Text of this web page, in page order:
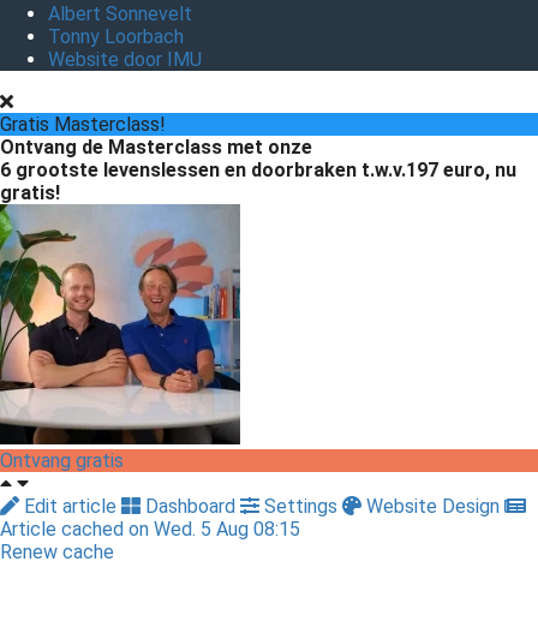
Albert Sonnevelt
Tonny Loorbach
Website door IMU
Gratis Masterclass!
Ontvang de Masterclass met onze
6 grootste levenslessen en doorbraken t.w.v.197 euro, nu
gratis!
Ontvang gratis
Edit article
Dashboard Settings
Website Design
Article cached on Wed. 5 Aug 08:15
Renew cache